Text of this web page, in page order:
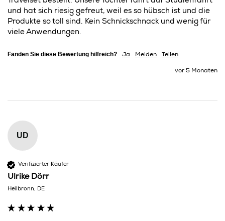
und hat sich riesig gefreut, weil es so hübsch ist und die
Produkte so toll sind. Kein Schnickschnack und wenig für
viele Anwendungen.
Fanden Sie diese Bewertung hilfreich? Ja Melden Teilen
vor 5 Monaten
UD
Verifizierter Käufer
Ulrike Dörr
Heilbronn, DE